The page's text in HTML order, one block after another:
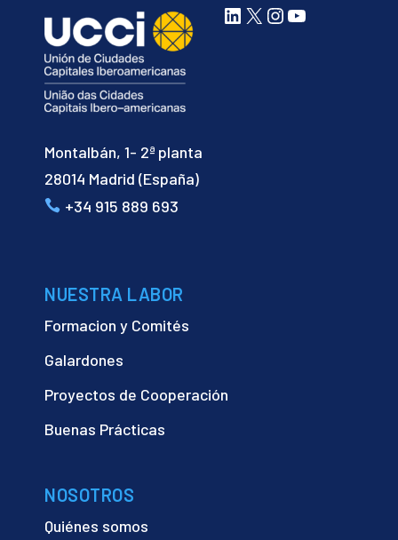
Montalbán, 1- 2ª planta
28014 Madrid (España)
+34 915 889 693
LinkedIn
X Instagram
YouTube
NUESTRA LABOR
Formacion y Comités
Galardones
Proyectos de Cooperación
Buenas Prácticas
NOSOTROS
Quiénes somos